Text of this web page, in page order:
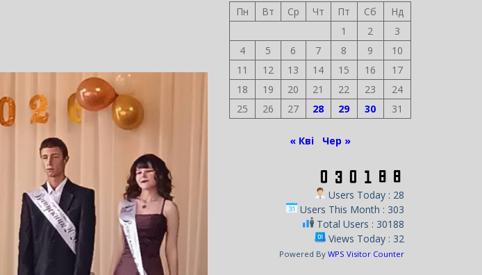
Пн
Вт Ср Чт Пт Сб
Нд
1
2
3
4
5 6 7 8 9
10
11
12 13 14 15 16
17
18
19 20 21 22 23
24
25
26 27 28 29 30 31
« Кві Чер »
Users Today : 28
Users This Month : 303
Total Users : 30188
Views Today : 32
Powered By WPS Visitor Counter